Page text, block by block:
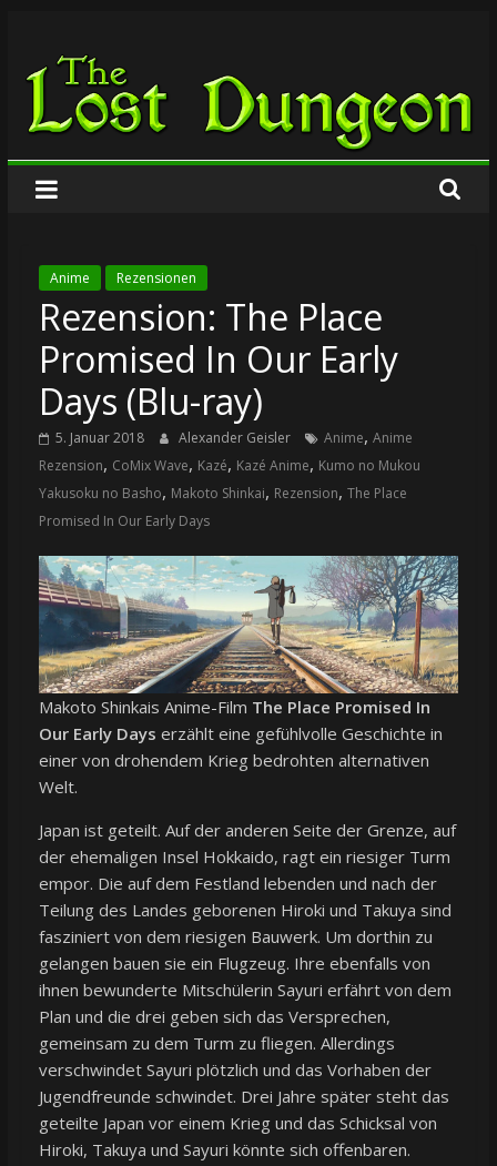
springen
The
Lost
Dungeon
Anime Rezensionen
Rezension: The Place
Promised In Our Early
Days (Blu-ray)
5. Januar 2018 Alexander Geisler Anime, Anime
Rezension, CoMix Wave, Kazé, Kazé Anime, Kumo no Mukou
Yakusoku no Basho, Makoto Shinkai, Rezension, The Place
Promised In Our Early Days
Makoto Shinkais Anime-Film The Place Promised In
Our Early Days erzählt eine gefühlvolle Geschichte in
einer von drohendem Krieg bedrohten alternativen
Welt.
Japan ist geteilt. Auf der anderen Seite der Grenze, auf
der ehemaligen Insel Hokkaido, ragt ein riesiger Turm
empor. Die auf dem Festland lebenden und nach der
Teilung des Landes geborenen Hiroki und Takuya sind
fasziniert von dem riesigen Bauwerk. Um dorthin zu
gelangen bauen sie ein Flugzeug. Ihre ebenfalls von
ihnen bewunderte Mitschülerin Sayuri erfährt von dem
Plan und die drei geben sich das Versprechen,
gemeinsam zu dem Turm zu fliegen. Allerdings
verschwindet Sayuri plötzlich und das Vorhaben der
Jugendfreunde schwindet. Drei Jahre später steht das
geteilte Japan vor einem Krieg und das Schicksal von
Hiroki, Takuya und Sayuri könnte sich offenbaren.